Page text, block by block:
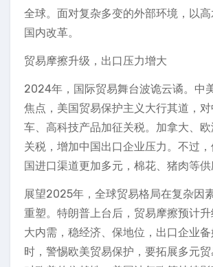
全球。面对复杂多变的外部环境，以
国内改革。
贸易摩擦升级，出口压力增大
2024年，国际贸易舞台波诡云谲。中
焦点，美国贸易保护主义大行其道，
车、高科技产品加征关税。加拿大、
关税，增加中国出口企业压力。不过
国进口渠道更加多元，棉花、猪肉等供
展望2025年，全球贸易格局在复杂因
重塑。特朗普上台后，贸易摩擦预计
大内需，稳经济、保地位，出口企业
时，警惕欧美贸易保护，要拓展多元